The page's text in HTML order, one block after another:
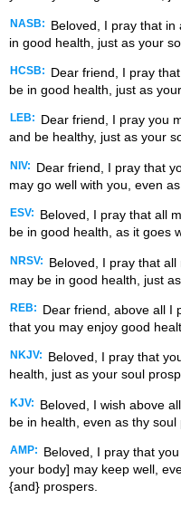
NASB:
Beloved, I pray that
in good health, just as your
HCSB:
Dear friend, I pray
be in good health, just as
LEB:
Dear friend, I pray you
and be healthy, just as your
NIV:
Dear friend, I pray that
may go well with you, even
ESV:
Beloved, I pray that all
be in good health, as it goes
NRSV:
Beloved, I pray that
may be in good health, just
REB:
Dear friend, above all I
that you may enjoy good
NKJV:
Beloved, I pray that
health, just as your soul
KJV:
Beloved, I wish above
be in health, even as thy soul
AMP:
Beloved, I pray that
your body] may keep well,
{and} prospers.